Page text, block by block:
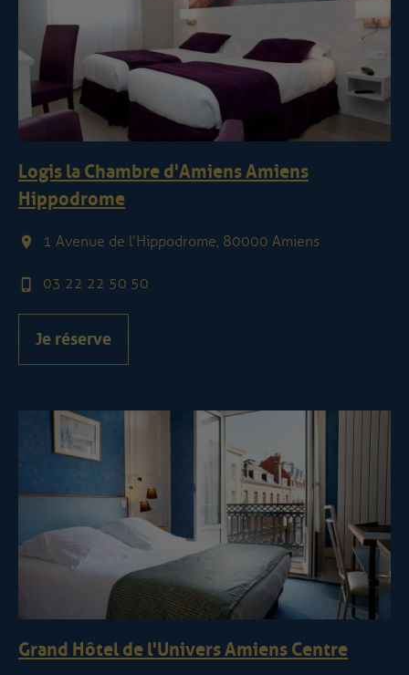
Logis la Chambre d'Amiens Amiens
Hippodrome
1 Avenue de l'Hippodrome, 80000 Amiens
03 22 22 50 50
Je réserve
Grand Hôtel de l'Univers Amiens Centre